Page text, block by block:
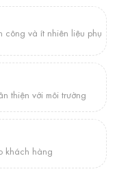
và ít nhiên liệu phụ
thiện với môi trường
khách hàng